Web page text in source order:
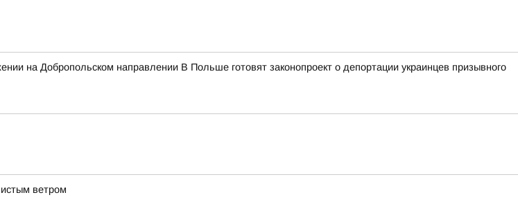
на Добропольском направлении В Польше готовят законопроект о депортации украинцев призывного
ветром